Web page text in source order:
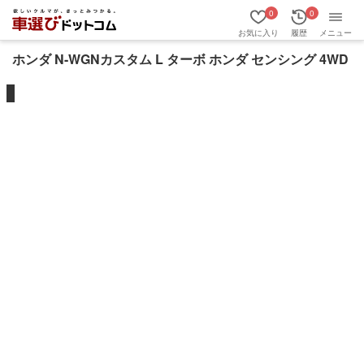
お気に入り
0
履歴
0
メニュー
ホンダ N-WGNカスタム L ターボ ホンダ センシング 4WD